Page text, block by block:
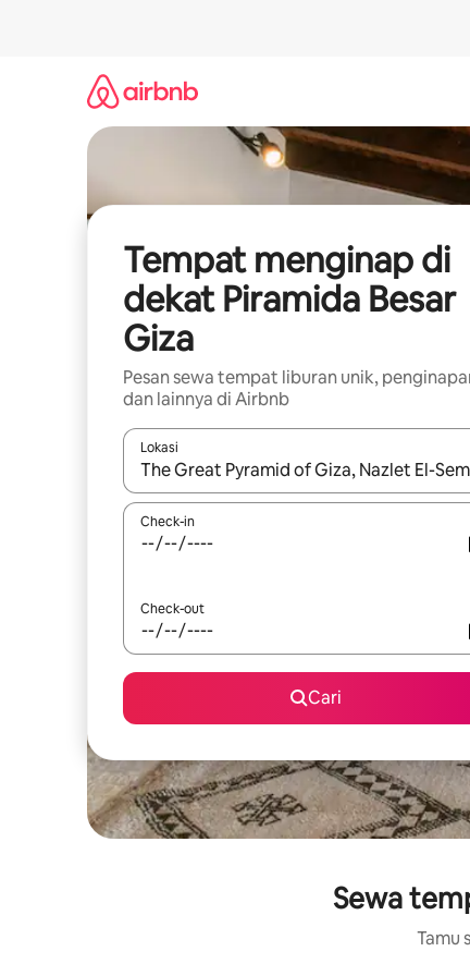
Tempat menginap di
dekat Piramida Besar
Giza
Pesan sewa tempat liburan unik,
dan lainnya di Airbnb
Lokasi
Jika hasil yang dicari tersedia, telusuri
Check-in
Check-out
Cari
Sewa
Tamu